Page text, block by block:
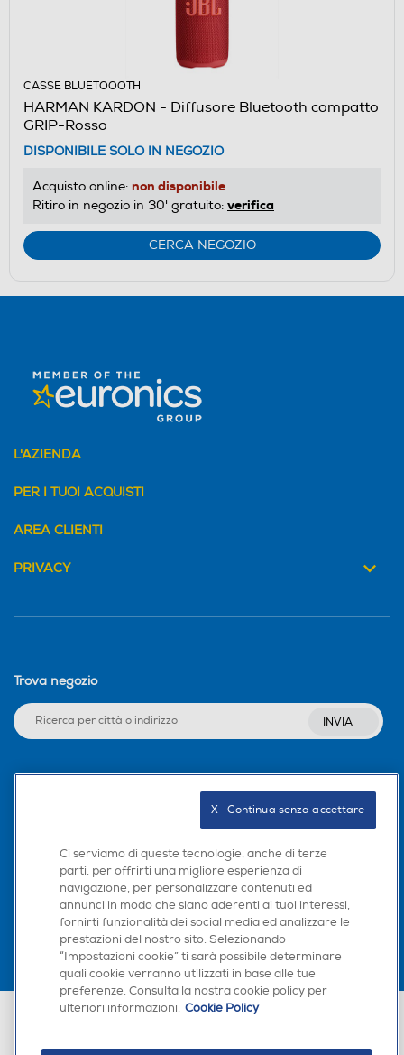
CASSE BLUETOOOTH
HARMAN KARDON - Diffusore Bluetooth compatto
GRIP-Rosso
DISPONIBILE SOLO IN NEGOZIO
Acquisto online: non disponibile
Ritiro in negozio in 30' gratuito: verifica
CERCA NEGOZIO
L'AZIENDA
PER I TUOI ACQUISTI
AREA CLIENTI
PRIVACY
Trova negozio
INVIA
Scarica la nostra app
Euronics Italia SpA. Sede legale Via Montefeltro, 6/a 20156 Milano
Ci serviamo di queste tecnologie, anche di terze
parti, per offrirti una migliore esperienza di
navigazione, per personalizzare contenuti ed
annunci in modo che siano aderenti ai tuoi interessi,
fornirti funzionalità dei social media ed analizzare le
prestazioni del nostro sito. Selezionando
“Impostazioni cookie” ti sarà possibile determinare
quali cookie verranno utilizzati in base alle tue
preferenze. Consulta la nostra cookie policy per
ulteriori informazioni. Cookie Policy
X   Continua senza accettare